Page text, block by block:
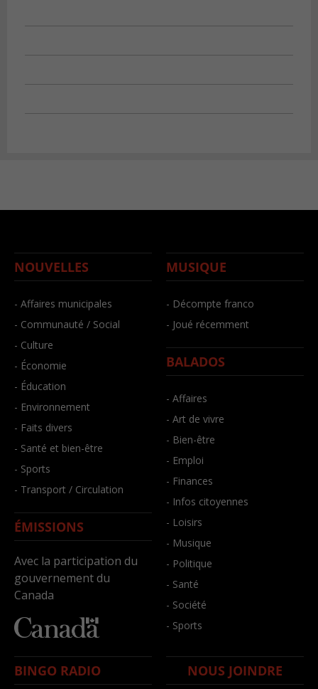
NOUVELLES
- Affaires municipales
- Communauté / Social
- Culture
- Économie
- Éducation
- Environnement
- Faits divers
- Santé et bien-être
- Sports
- Transport / Circulation
ÉMISSIONS
Avec la participation du
gouvernement du
Canada
MUSIQUE
- Décompte franco
- Joué récemment
BALADOS
- Affaires
- Art de vivre
- Bien-être
- Emploi
- Finances
- Infos citoyennes
- Loisirs
- Musique
- Politique
- Santé
- Société
- Sports
BINGO RADIO NOUS JOINDRE